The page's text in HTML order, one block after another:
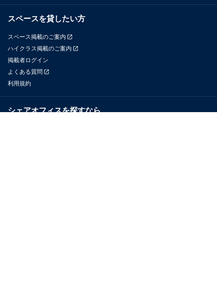
スペースを貸したい方
スペース掲載のご案内
ハイクラス掲載のご案内
掲載者ログイン
よくある質問
利用規約
シェアオフィスを探すなら